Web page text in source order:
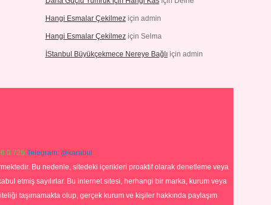
Hangi Esmalar Çekilmeziçin admin
Hangi Esmalar Çekilmeziçin Selma
İStanbul Büyükçekmece Nereye Bağlıiçin admin
0 726 Telegram: @karabul
Bu nedenle, sitedeki içerikleri proaktif olarak denetleme veya
etmiş sayılırlar. Bu internet sitesi, herhangi bir marka, kurum veya
taşımamakta olup, gerçek kurum ve kişiler hakkında paylaşım